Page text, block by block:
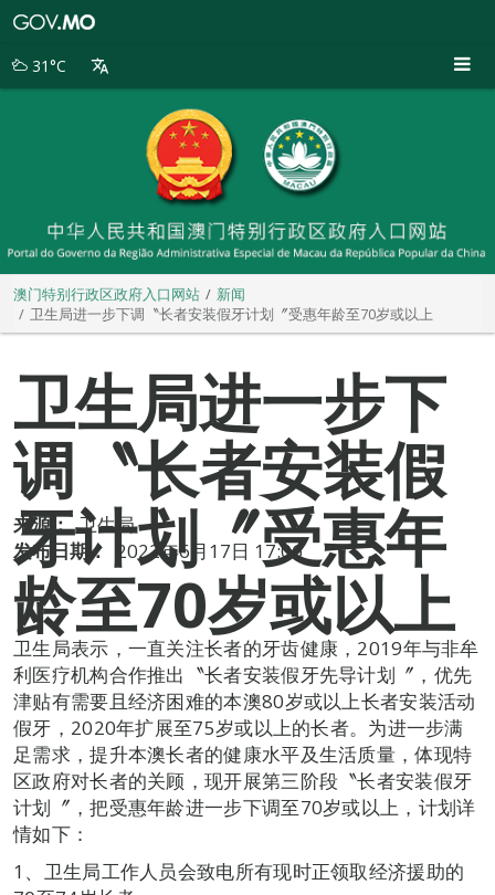
别
31°C
澳门特别行政区政府入口网站
新闻
卫生局进一步下调〝长者安装假牙计划〞受惠年龄至70岁或以上
卫生局进一步下
调〝长者安装假
牙计划〞受惠年
龄至70岁或以上
来源： 卫生局
发布日期：
2022年6月17日 17:06
卫生局表示，一直关注长者的牙齿健康，2019年与非牟
利医疗机构合作推出〝长者安装假牙先导计划〞，优先
津贴有需要且经济困难的本澳80岁或以上长者安装活动
假牙，2020年扩展至75岁或以上的长者。为进一步满
足需求，提升本澳长者的健康水平及生活质量，体现特
区政府对长者的关顾，现开展第三阶段〝长者安装假牙
计划〞，把受惠年龄进一步下调至70岁或以上，计划详
情如下：
1、卫生局工作人员会致电所有现时正领取经济援助的